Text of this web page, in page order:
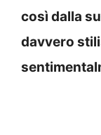
così dalla
davvero